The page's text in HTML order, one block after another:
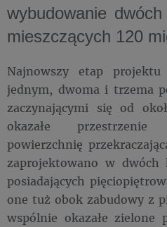
wybudowanie
mieszczących 120
Najnowszy etap
jednym, dwoma i trzema
zaczynającymi się od
okazałe przestrzenie
powierzchnię
zaprojektowano w dwóch
posiadających
one tuż obok zabudowy z
wspólnie okazałe